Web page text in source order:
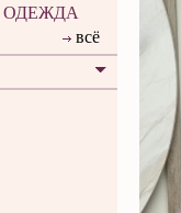
всё